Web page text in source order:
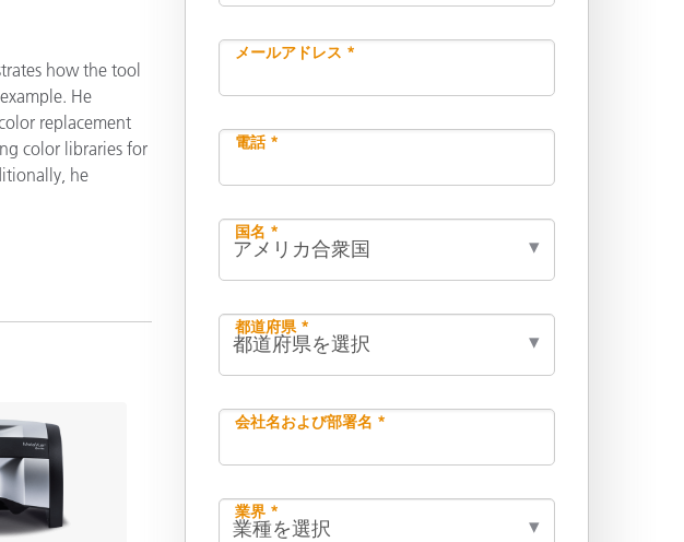
消費財
how the tool
He
replacement
color libraries for
he
メールアドレス *
電話 *
国名 *
都道府県 *
会社名および部署名 *
業界 *